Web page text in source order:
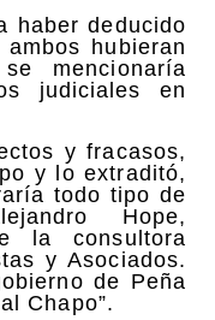
haber deducido
hubieran
mencionaría
judiciales en
y fracasos,
y lo extraditó,
todo tipo de
Hope,
la consultora
y Asociados.
de Peña
Chapo”.